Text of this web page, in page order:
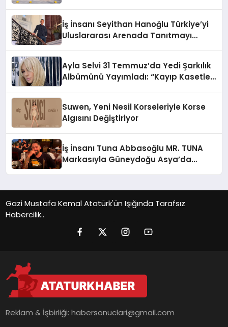
İş İnsanı Seyithan Hanoğlu Türkiye’yi
Uluslararası Arenada Tanıtmayı
Ayla Selvi 31 Temmuz’da Yedi Şarkılık
Albümünü Yayımladı: “Kayıp Kasetler
Suwen, Yeni Nesil Korseleriyle Korse
Algısını Değiştiriyor
İş İnsanı Tuna Abbasoğlu MR. TUNA
Markasıyla Güneydoğu Asya’da
Gazi Mustafa Kemal Atatürk'ün Işığında Tarafsız
Habercilik..
Reklam & İşbirliği:habersonuclari@gmail.com